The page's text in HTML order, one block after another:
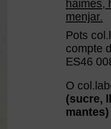
haimes,
menjar.
Pots
compte
ES46
O
(sucre,